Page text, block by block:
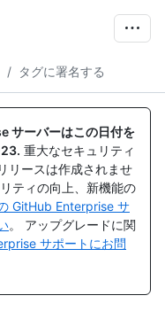
/ タグに署名する
サーバーはこの日付を
. 重大なセキュリティ
リースは作成されませ
ティの向上、新機能の
GitHub Enterprise サ
。 アップグレードに関
サポートにお問